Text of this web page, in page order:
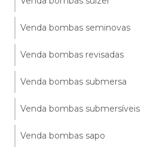
Venda bombas seminovas
Venda bombas revisadas
Venda bombas submersa
Venda bombas submersíveis
Venda bombas sapo